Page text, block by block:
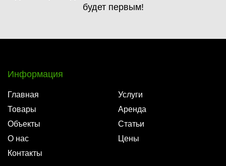
будет первым!
Информация
Главная
Услуги
Товары
Аренда
Объекты
Статьи
О нас
Цены
Контакты